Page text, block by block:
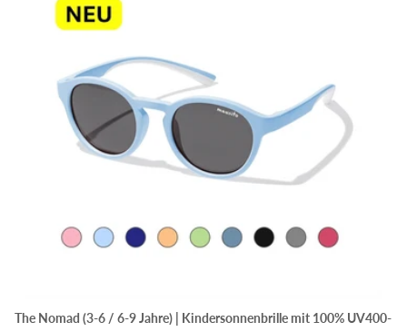
The Nomad (3-6 / 6-9 Jahre) | Kindersonnenbrille mit 100% UV400-